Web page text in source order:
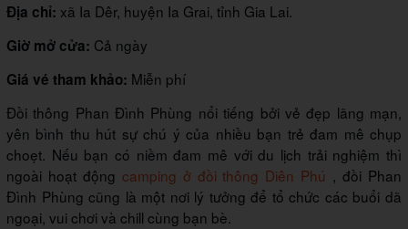
Địa chỉ: xã Ia Dêr, huyện Ia Grai, tỉnh Gia Lai.
Giờ mở cửa: Cả ngày
Giá vé tham khảo: Miễn phí
Đồi thông Phan Đình Phùng nổi tiếng bởi vẻ đẹp lãng mạn,
yên bình thu hút sự chú ý của nhiều bạn trẻ đam mê chụp
choẹt. Nếu bạn có niềm đam mê với du lịch trải nghiệm thì
ngoài hoạt động camping ở đồi thông Diên Phú , đồi Phan
Đình Phùng cũng là một nơi lý tưởng để tổ chức các buổi dã
ngoại, vui chơi và chill cùng bạn bè.